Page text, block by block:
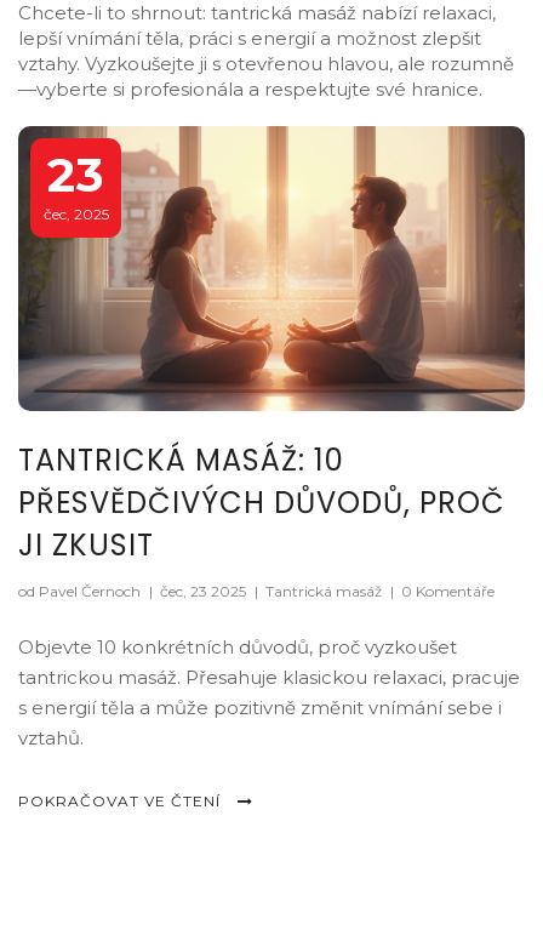
Chcete-li to shrnout: tantrická masáž nabízí relaxaci,
lepší vnímání těla, práci s energií a možnost zlepšit
vztahy. Vyzkoušejte ji s otevřenou hlavou, ale rozumně
—vyberte si profesionála a respektujte své hranice.
23
čec, 2025
TANTRICKÁ MASÁŽ: 10
PŘESVĚDČIVÝCH DŮVODŮ, PROČ
JI ZKUSIT
od Pavel Černoch | čec, 23 2025 | Tantrická masáž | 0 Komentáře
Objevte 10 konkrétních důvodů, proč vyzkoušet
tantrickou masáž. Přesahuje klasickou relaxaci, pracuje
s energií těla a může pozitivně změnit vnímání sebe i
vztahů.
POKRAČOVAT VE ČTENÍ